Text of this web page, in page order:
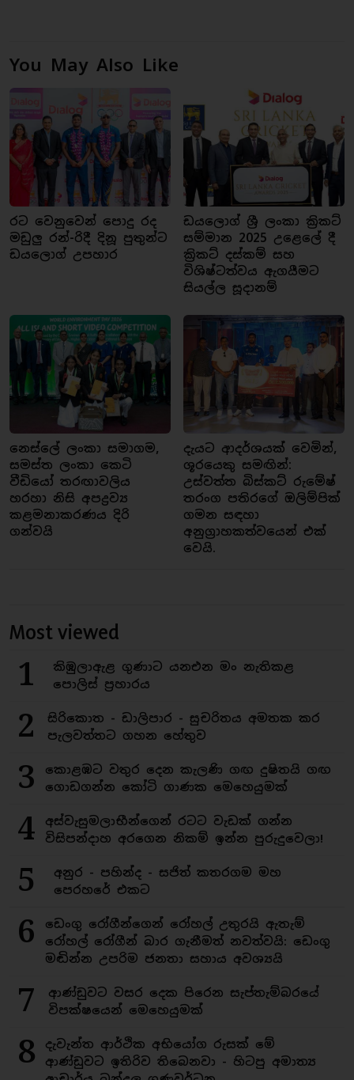
You May Also Like
රට වෙනුවෙන් පොදු රද
මඩුලු රන්-රිදී දිනූ පුතුන්ට
ඩයලොග් උපහාර
ඩයලොග් ශ්‍රී ලංකා ක්‍රිකට්
සම්මාන 2025 උළෙලේ දී
ක්‍රිකට් දස්කම් සහ
විශිෂ්ටත්වය ඇගයීමට
සියල්ල සූදානම්
නෙස්ලේ ලංකා සමාගම,
සමස්ත ලංකා කෙටි
වීඩියෝ තරඟාවලිය
හරහා නිසි අපද්‍රව්‍ය
කළමනාකරණය දිරි
ගන්වයි
දැයට ආදර්ශයක් වෙමින්,
ශූරයෙකු සමඟින්:
උස්වත්ත බිස්කට් රුමේෂ්
තරංග පතිරගේ ඔලිම්පික්
ගමන සඳහා
අනුග්‍රාහකත්වයෙන් එක්
වෙයි.
Most viewed
1
කිඹුලාඇළ ගුණාට යනඑන මං නැතිකළ
පොලිස් ප්‍රහාරය
2
සිරිකොත - ඩාලිපාර - සුචරිතය අමතක කර
පැලවත්තට ගහන හේතුව
3
කොළඹට වතුර දෙන කැලණි ගඟ දුෂිතයි ගඟ
ගොඩගන්න කෝටි ගාණක මෙහෙයුමක්
4
අස්වැසුමලාභීන්ගෙන් රටට වැඩක් ගන්න
විසිපන්දාහ අරගෙන නිකම් ඉන්න පුරුදුවෙලා!
5
අනුර - පහින්ද - සජිත් කතරගම මහ
පෙරහරේ එකට
6
ඩෙංගු රෝගීන්ගෙන් රෝහල් උතුරයි ඇතැම්
රෝහල් රෝගීන් බාර ගැනීමත් නවත්වයි: ඩෙංගු
මඬින්න උපරිම ජනතා සහාය අවශ්‍යයි
7
ආණ්ඩුවට වසර දෙක පිරෙන සැප්තැම්බරයේ
විපක්ෂයෙන් මෙහෙයුමක්
8
දැවැන්ත ආර්ථික අභියෝග රුසක් මේ
ආණ්ඩුවට ඉතිරිව තිබෙනවා - හිටපු අමාත්‍ය